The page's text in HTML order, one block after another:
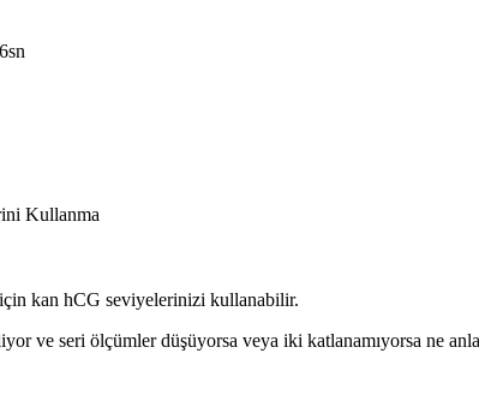
için kan hCG seviyelerinizi kullanabilir.
ve seri ölçümler düşüyorsa veya iki katlanamıyorsa ne